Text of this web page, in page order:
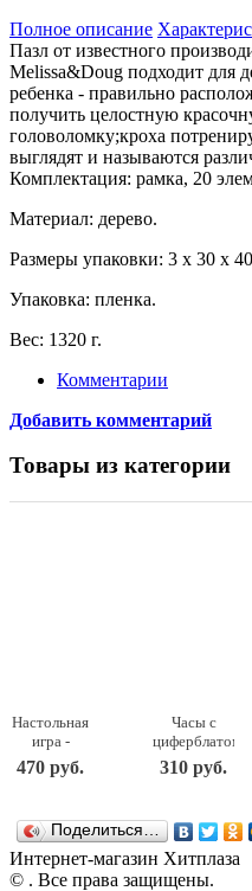
Полное описание
Пазл от известного
Melissa&Doug подходит для
ребенка - правильно
получить целостную
головоломку;кроха
выглядят и называются
Комплектация: рамка, 20
Материал: дерево.
Размеры упаковки: 3 х 30 х
Упаковка: пленка.
Вес: 1320 г.
Комментарии
Добавить комментарий
Товары из категории
Настольная
игра -
Башня, 54
детали
Бэмби
470 руб.
Часы с
циферблатом
под
роспись –
красками
ДНИ117 ТД
Бэмби
310 руб.
Поделиться…
Интернет-магазин Хитплаза
© . Все права защищены.